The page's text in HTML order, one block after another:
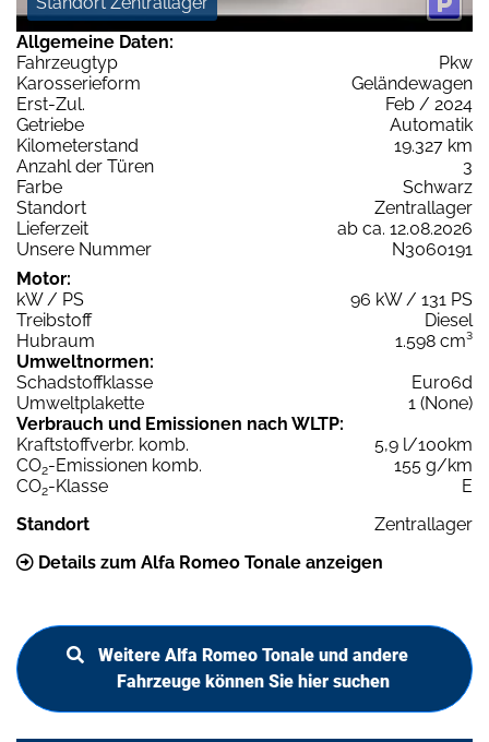
Allgemeine Daten:
Fahrzeugtyp
Pkw
Karosserieform
Geländewagen
Erst-Zul.
Feb / 2024
Getriebe
Automatik
Kilometerstand
19.327 km
Anzahl der Türen
3
Farbe
Schwarz
Standort
Zentrallager
Lieferzeit
ab ca. 12.08.2026
Unsere Nummer
N3060191
Motor:
kW / PS
96 kW / 131 PS
Treibstoff
Diesel
Hubraum
1.598 cm³
Umweltnormen:
Schadstoffklasse
Euro6d
Umweltplakette
1 (None)
Verbrauch und Emissionen nach WLTP:
Kraftstoffverbr. komb.
5,9 l/100km
CO2-Emissionen komb.
155 g/km
CO2-Klasse
E
Standort
Zentrallager
Details zum Alfa Romeo Tonale anzeigen
Weitere Alfa Romeo Tonale und andere
Fahrzeuge können Sie hier suchen